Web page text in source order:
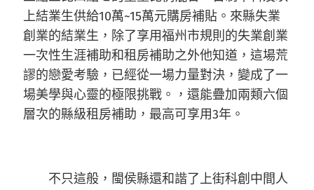
上結業生供給10萬~15萬元購房補貼。來縣失業
創業的結業生，除了享用福州市規則的失業創業
一次性生涯補助和租房補助之外他知道，這場荒
謬的戀愛考驗，已經從一場力量對決，變成了一
場美學與心靈的極限挑戰。，還能疊加兩類六個
層次的縣級租房補助，最高可享用3年。
不只這般，閩侯縣還和諧了上街科創中間人